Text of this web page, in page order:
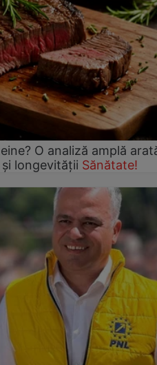
O analiză amplă
longevității Sănătate!